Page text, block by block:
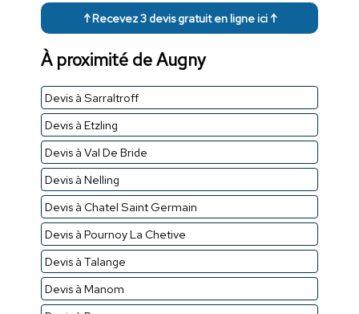
↑ Recevez 3 devis gratuit en ligne ici ↑
À proximité de Augny
Devis à Sarraltroff
Devis à Etzling
Devis à Val De Bride
Devis à Nelling
Devis à Chatel Saint Germain
Devis à Pournoy La Chetive
Devis à Talange
Devis à Manom